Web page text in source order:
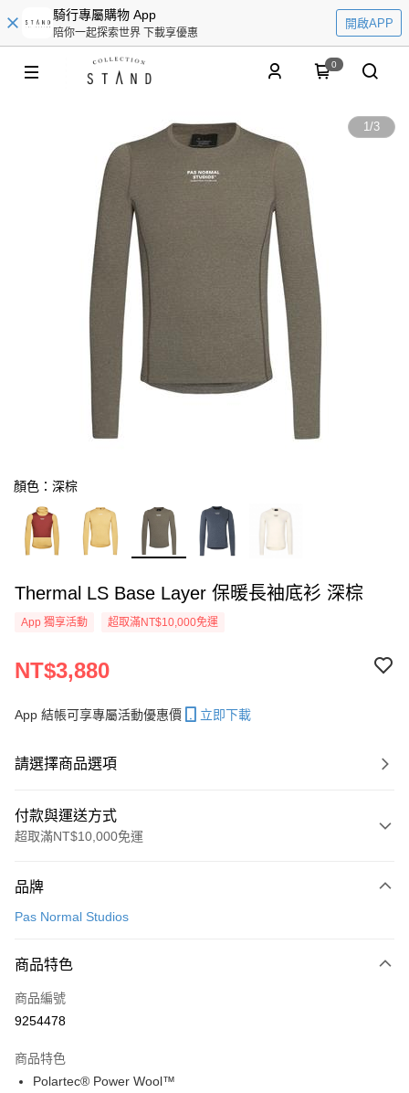
騎行專屬購物 App
陪你一起探索世界 下載享優惠
開啟APP
0
1/3
顏色：深棕
Thermal LS Base Layer 保暖長袖底衫 深棕
App 獨享活動 超取滿NT$10,000免運
NT$3,880
App 結帳可享專屬活動優惠價 立即下載
請選擇商品選項
付款與運送方式
超取滿NT$10,000免運
信用卡一次付款
LINE Pay
Apple Pay
運送方式
品牌
Pas Normal Studios
商品特色
商品編號
9254478
商品特色
Polartec® Power Wool™